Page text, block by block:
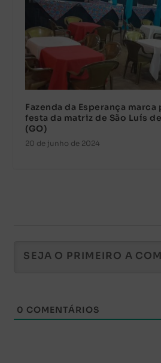
Fazenda da Esperança marca
festa da matriz de São Luís
(GO)
20 de junho de 2024
0 COMENTÁRIOS